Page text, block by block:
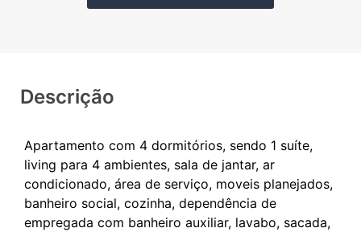
Descrição
Apartamento com 4 dormitórios, sendo 1 suíte,
living para 4 ambientes, sala de jantar, ar
condicionado, área de serviço, moveis planejados,
banheiro social, cozinha, dependência de
empregada com banheiro auxiliar, lavabo, sacada,